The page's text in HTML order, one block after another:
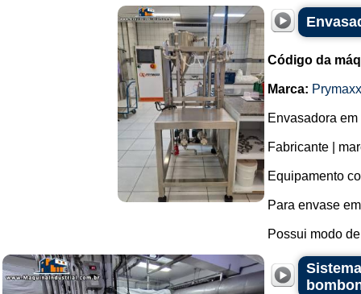
Código da
Marca: Prymaxx
Envasadora
Fabricante |
Equipamento
Para envase
Possui modo